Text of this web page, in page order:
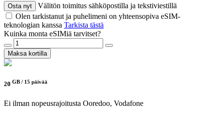
Osta nyt
Välitön toimitus sähköpostilla ja tekstiviestillä
Olen tarkistanut ja puhelimeni on yhteensopiva eSIM-
teknologian kanssa Tarkista tästä
Kuinka monta eSIMiä tarvitset?
Maksa kortilla
20 GB / 15 päivää
Ei ilman nopeusrajoitusta Ooredoo, Vodafone